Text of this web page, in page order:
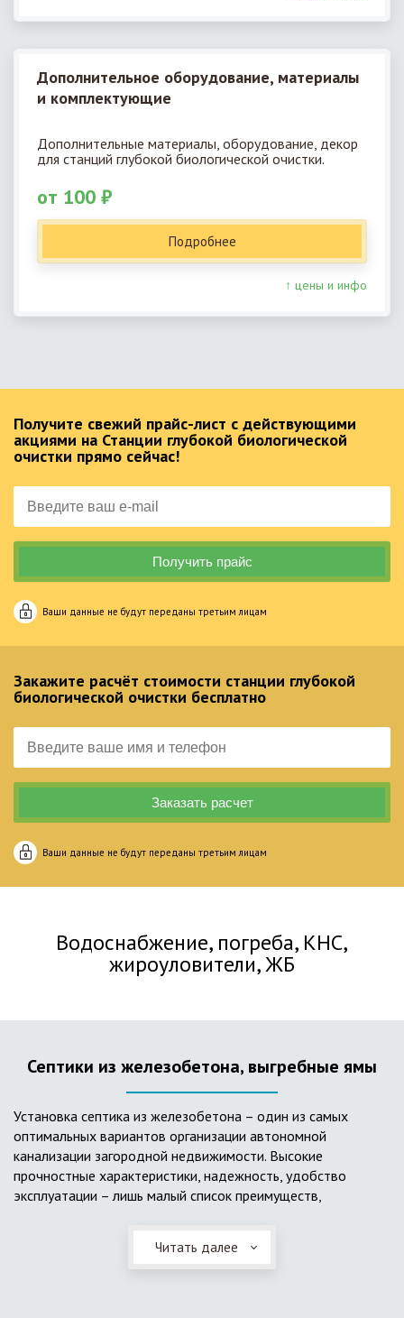
Дополнительное оборудование, материалы
и комплектующие
Дополнительные материалы, оборудование, декор
для станций глубокой биологической очистки.
от 100 ₽
Подробнее
↑ цены и инфо
Получите свежий прайс-лист с действующими
акциями на Станции глубокой биологической
очистки прямо сейчас!
Ваши данные не будут переданы третьим лицам
Закажите расчёт стоимости станции глубокой
биологической очистки бесплатно
Ваши данные не будут переданы третьим лицам
Водоснабжение, погреба, КНС,
жироуловители, ЖБ
Септики из железобетона, выгребные ямы
Установка септика из железобетона – один из самых
оптимальных вариантов организации автономной
канализации загородной недвижимости. Высокие
прочностные характеристики, надежность, удобство
эксплуатации – лишь малый список преимуществ,
Он независим от источников электроэнергии, прост в
применении, и стоек к внешним механическим
Читать далее